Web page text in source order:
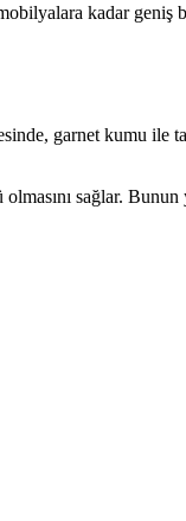
kadar geniş
garnet kumu ile
sağlar. Bunun